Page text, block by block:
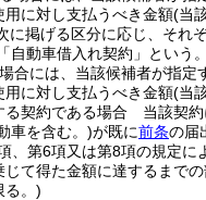
に対し支払うべき金額(当
掲げる区分に応じ、それ
自動車借入れ契約」という
合には、当該候補者が指
に対し支払うべき金額(当
契約である場合 当該契
車を含む。)が既に前条の届
第6項又は第8項の規定
て得た金額に達するまで
る。)